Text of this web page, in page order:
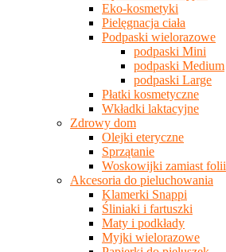
Eko-kosmetyki
Pielęgnacja ciała
Podpaski wielorazowe
podpaski Mini
podpaski Medium
podpaski Large
Płatki kosmetyczne
Wkładki laktacyjne
Zdrowy dom
Olejki eteryczne
Sprzątanie
Woskowijki zamiast folii
Akcesoria do pieluchowania
Klamerki Snappi
Śliniaki i fartuszki
Maty i podkłady
Myjki wielorazowe